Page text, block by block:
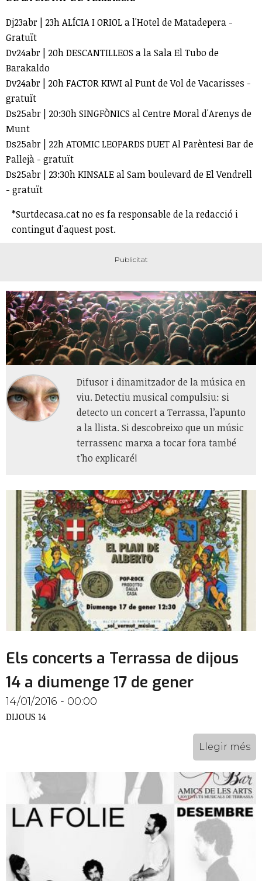
Dj23abr | 23h ALÍCIA I ORIOL a l'Hotel de Matadepera -
Gratuït
Dv24abr | 20h DESCANTILLEOS a la Sala El Tubo de
Barakaldo
Dv24abr | 20h FACTOR KIWI al Punt de Vol de Vacarisses -
gratuït
Ds25abr | 20:30h SINGFÒNICS al Centre Moral d'Arenys de
Munt
Ds25abr | 22h ATOMIC LEOPARDS DUET Al Parèntesi Bar de
Pallejà - gratuït
Ds25abr | 23:30h KINSALE al Sam boulevard de El Vendrell
- gratuït
*Surtdecasa.cat no es fa responsable de la redacció i
contingut d'aquest post.
Difusor i dinamitzador de la música en
viu. Detectiu musical compulsiu: si
detecto un concert a Terrassa, l’apunto
a la llista. Si descobreixo que un músic
terrassenc marxa a tocar fora també
t’ho explicaré!
Els concerts a Terrassa de dijous
14 a diumenge 17 de gener
14/01/2016 - 00:00
DIJOUS 14
Llegir més